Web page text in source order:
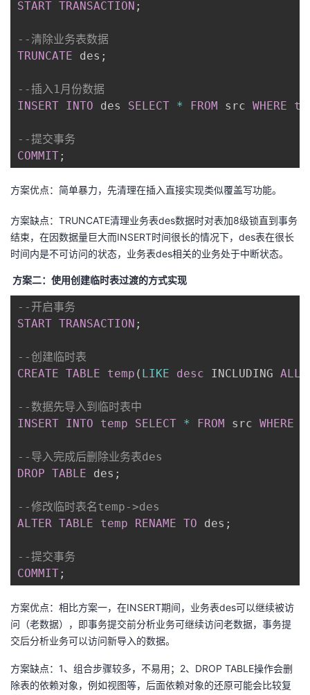
START TRANSACTION ;
--清除业务表数据
TRUNCATE des ;
--插入1月份数据
INSERT INTO des SELECT * FROM src WHERE
--提交事务
COMMIT;
方案优点：简单暴力，先清理在插入直接实现类似覆盖写功能。
方案缺点：TRUNCATE清理业务表des数据时对表加8级锁直到事务
结束，在因数据量巨大而INSERT时间很长的情况下，des表在很长
时间内是不可访问的状态，业务表des相关的业务处于中断状态。
方案二：使用创建临时表过渡的方式实现
--开启事务
START TRANSACTION ;
--创建临时表
CREATE TABLE temp ( LIKE desc INCLUDING ALL
--数据先导入到临时表中
INSERT INTO temp SELECT * FROM src WHERE
--导入完成后删除业务表des
DROP TABLE des ;
--修改临时表名temp->des
ALTER TABLE temp RENAME TO des ;
--提交事务
COMMIT;
方案优点：相比方案一，在INSERT期间，业务表des可以继续被访
问（老数据），即事务提交前分析业务可继续访问老数据，事务提
交后分析业务可以访问新导入的数据。
方案缺点：1、组合步骤较多，不易用；2、DROP TABLE操作会删
除表的依赖对象，例如视图等，后面依赖对象的还原可能会比较复